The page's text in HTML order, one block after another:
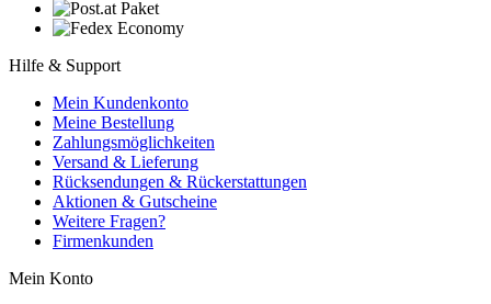
Hilfe & Support
Mein Kundenkonto
Meine Bestellung
Zahlungsmöglichkeiten
Versand & Lieferung
Rücksendungen & Rückerstattungen
Aktionen & Gutscheine
Weitere Fragen?
Firmenkunden
Mein Konto